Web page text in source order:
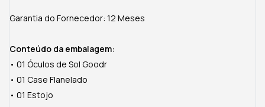
Garantia do Fornecedor: 12 Meses
Conteúdo da embalagem:
• 01 Óculos de Sol Goodr
• 01 Case Flanelado
• 01 Estojo